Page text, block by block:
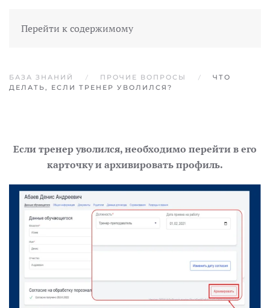
Перейти к содержимому
БАЗА ЗНАНИЙ ПРОЧИЕ ВОПРОСЫ
ЧТО
ДЕЛАТЬ, ЕСЛИ ТРЕНЕР УВОЛИЛСЯ?
Если тренер уволился, необходимо перейти в его
карточку и архивировать профиль.